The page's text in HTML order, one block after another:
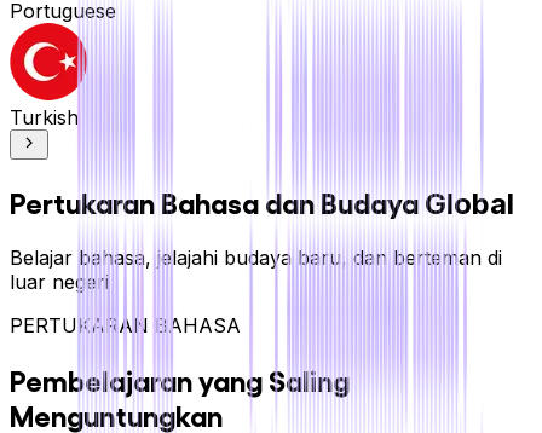
Portuguese
Turkish
Pertukaran Bahasa dan Budaya Global
Belajar bahasa, jelajahi budaya baru, dan berteman di
luar negeri
PERTUKARAN BAHASA
Pembelajaran yang Saling
Menguntungkan